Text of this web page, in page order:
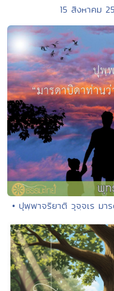
15 สิงหาคม
• ปุพฺพาจริยาติ วุจฺจเร มา